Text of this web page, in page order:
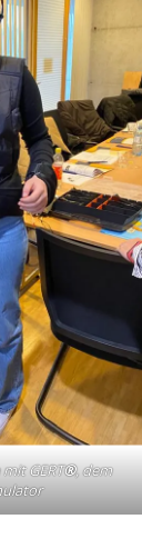
GERT®, dem